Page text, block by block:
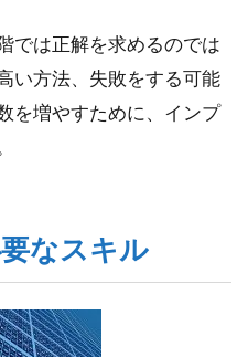
では正解を求めるのでは
い方法、失敗をする可能
を増やすために、インプ
なスキル